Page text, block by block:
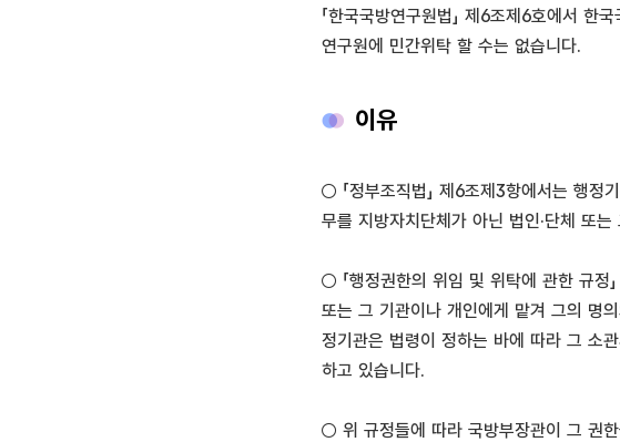
「한국국방연구원법」 제6조제6호에서
연구원에 민간위탁 할 수는 없습니다.
이유
○ 「정부조직법」 제6조제3항에서는 행정
무를 지방자치단체가 아닌 법인·단체 또
○ 「행정권한의 위임 및 위탁에 관한 규정
또는 그 기관이나 개인에게 맡겨 그의 명
정기관은 법령이 정하는 바에 따라 그 소
하고 있습니다.
○ 위 규정들에 따라 국방부장관이 그 권한